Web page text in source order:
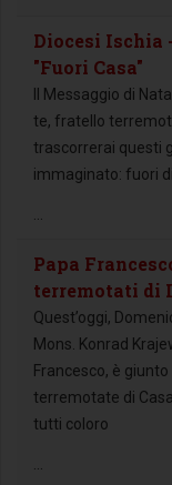
Diocesi Ischia
"Fuori Casa"
Il Messaggio di
te, fratello
trascorrerai questi
immaginato: fuori
Papa
terremotati di
Quest’oggi,
Mons. Konrad
Francesco, è
terremotate di
tutti coloro